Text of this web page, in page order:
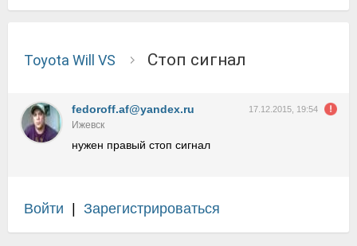
Toyota Will VS стоп сигнал
fedoroff.af@yandex.ru 17.12.2015, 19:54
Ижевск
нужен правый стоп сигнал
Войти Зарегистрироваться